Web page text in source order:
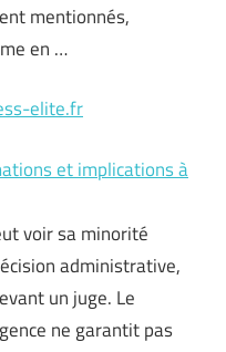
mentionnés,
en …
elite.fr
et implications à
voir sa minorité
administrative,
un juge. Le
ne garantit pas